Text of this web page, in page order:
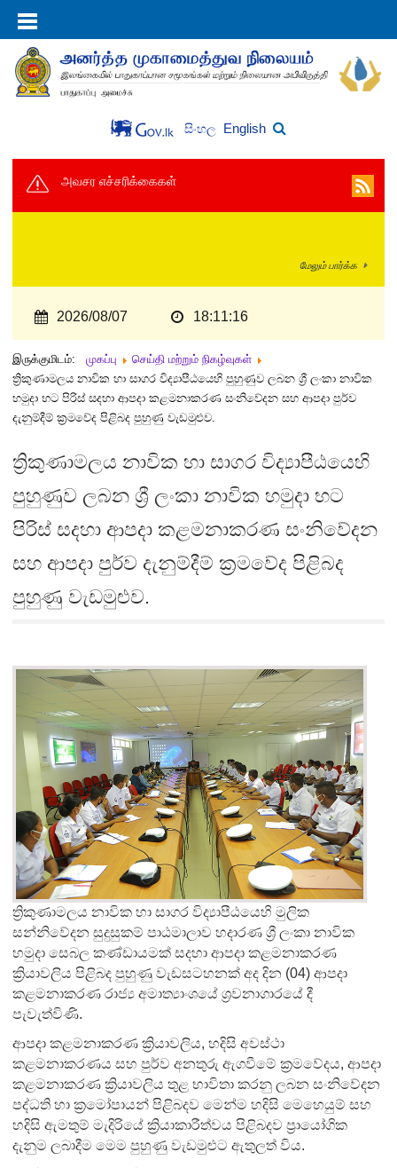
සිංහල English
அவசர எச்சரிக்கைகள்
மேலும் பார்க்க
2026/08/07 18:11:16
இருக்குமிடம்: முகப்பு
செய்தி மற்றும் நிகழ்வுகள்
ත්‍රිකුණාමලය නාවික හා සාගර විද්‍යාපීඨයෙහි පුහුණුව ලබන ශ්‍රී ලංකා නාවික
හමුදා භට පිරිස් සදහා ආපදා කළමනාකරණ සංනිවේදන සහ ආපදා පුර්ව
දැනුම්දීම් ක්‍රමවේද පිළිබද පුහුණු වැඩමුළුව.
ත්‍රිකුණාමලය නාවික හා සාගර විද්‍යාපීඨයෙහි
පුහුණුව ලබන ශ්‍රී ලංකා නාවික හමුදා භට
පිරිස් සදහා ආපදා කළමනාකරණ සංනිවේදන
සහ ආපදා පුර්ව දැනුම්දීම් ක්‍රමවේද පිළිබද
පුහුණු වැඩමුළුව.
ත්‍රිකුණාමලය නාවික හා සාගර විද්‍යාපීඨයෙහි මුලික
සන්නිවේදන සුදුසුකම් පාඨමාලාව හදාරණ ශ්‍රී ලංකා නාවික
හමුදා සෙබල කණ්ඩායමක් සදහා ආපදා කළමනාකරණ
ක්‍රියාවලිය පිළිබද පුහුණු වැඩසටහනක් අද දින (04) ආපදා
කළමනාකරණ රාජ්‍ය අමාත්‍යාංශයේ ශ්‍රවනාගාරයේ දී
පැවැත්විණි.
ආපදා කළමනාකරණ ක්‍රියාවලිය, හදිසි අවස්ථා
කළමනාකරණය සහ පුර්ව අනතුරු ඇගවීමේ ක්‍රමවේදය, ආපදා
කළමනාකරණ ක්‍රියාවලිය තුළ භාවිතා කරනු ලබන සංනිවේදන
පද්ධති හා ක්‍රමෝපායන් පිළිබදව මෙන්ම හදිසි මෙහෙයුම් සහ
හදිසි ඇමතුම් මැදිරියේ ක්‍රියාකාරීත්වය පිළිබදව ප්‍රායෝගික
දැනුම ලබාදීම මෙම පුහුණු වැඩමුළුට ඇතුලත් විය.